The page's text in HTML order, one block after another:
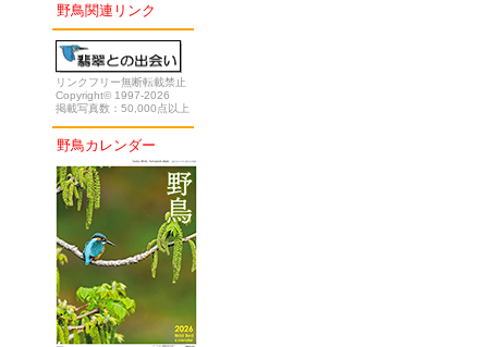
野鳥関連リンク
リンクフリー無断転載禁止
Copyright© 1997-2026
掲載写真数：50,000点以上
野鳥カレンダー